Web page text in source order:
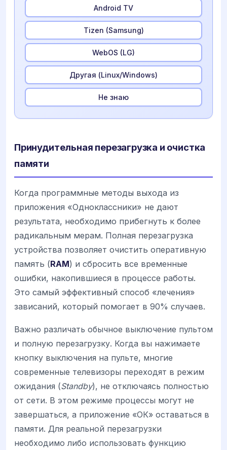
Android TV
Tizen (Samsung)
WebOS (LG)
Другая (Linux/Windows)
Не знаю
Принудительная перезагрузка и очистка
памяти
Когда программные методы выхода из
приложения «Одноклассники» не дают
результата, необходимо прибегнуть к более
радикальным мерам. Полная перезагрузка
устройства позволяет очистить оперативную
память (RAM) и сбросить все временные
ошибки, накопившиеся в процессе работы.
Это самый эффективный способ «лечения»
зависаний, который помогает в 90% случаев.
Важно различать обычное выключение пультом
и полную перезагрузку. Когда вы нажимаете
кнопку выключения на пульте, многие
современные телевизоры переходят в режим
ожидания (Standby), не отключаясь полностью
от сети. В этом режиме процессы могут не
завершаться, а приложение «ОК» оставаться в
памяти. Для реальной перезагрузки
необходимо либо использовать функцию